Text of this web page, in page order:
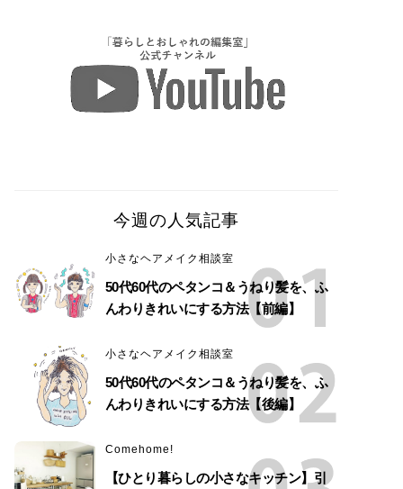
今週の人気記事
小さなヘアメイク相談室
50代60代のペタンコ＆うねり髪を、ふ
んわりきれいにする方法【前編】
小さなヘアメイク相談室
50代60代のペタンコ＆うねり髪を、ふ
んわりきれいにする方法【後編】
Comehome!
【ひとり暮らしの小さなキッチン】引